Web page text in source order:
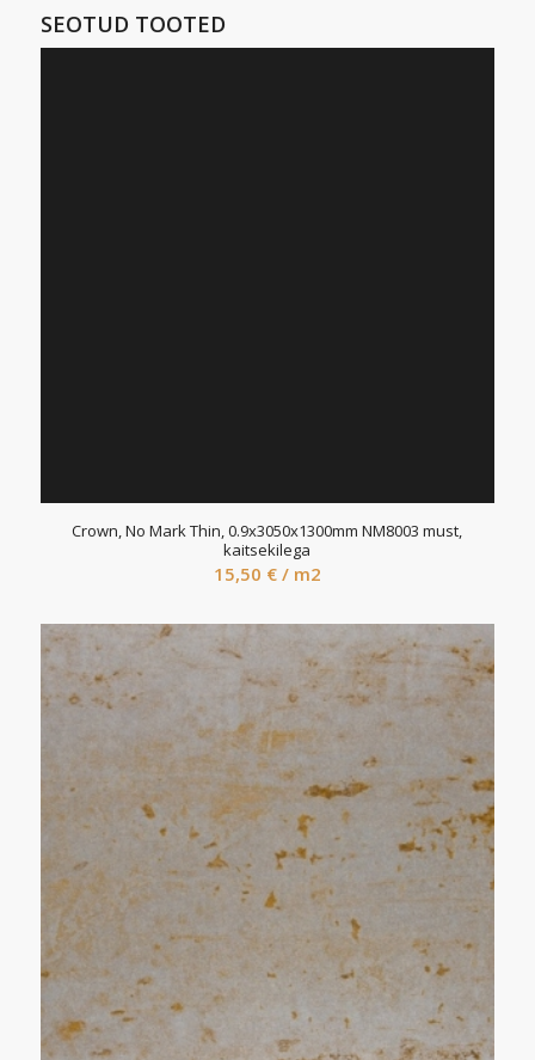
SEOTUD TOOTED
Crown, No Mark Thin, 0.9x3050x1300mm NM8003 must,
kaitsekilega
15,50 € / m2